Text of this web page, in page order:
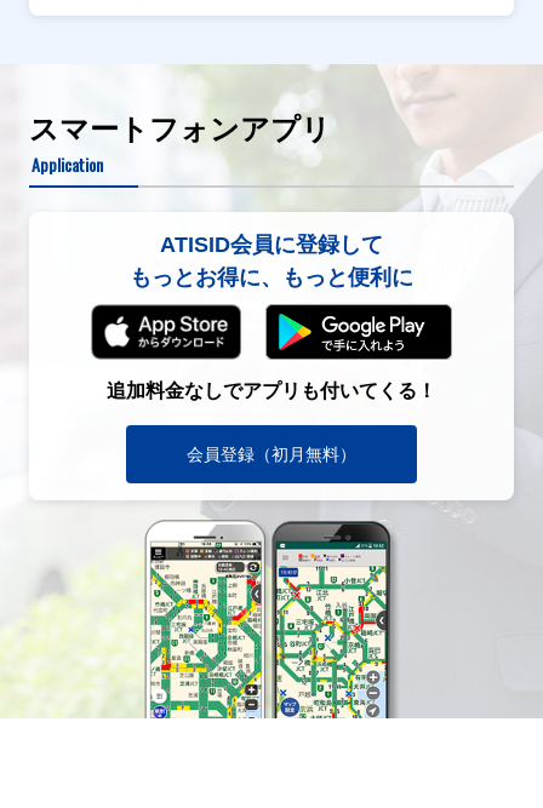
スマートフォンアプリ
Application
ATISID会員に登録して
もっとお得に、もっと便利に
追加料金なしでアプリも付いてくる！
会員登録（初月無料）